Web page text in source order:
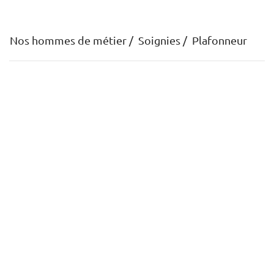
Nos hommes de métier Soignies Plafonneur